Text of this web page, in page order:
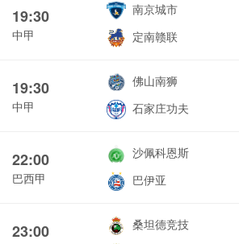
19:30
中甲
南京城市
定南赣联
19:30
中甲
佛山南狮
石家庄功夫
22:00
巴西甲
沙佩科恩斯
巴伊亚
23:00
桑坦德竞技